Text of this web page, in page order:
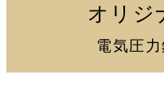
オリジ
電気圧